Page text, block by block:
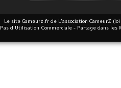
Le site Gameurz.fr de L'association GameurZ (loi
Pas d’Utilisation Commerciale - Partage dans